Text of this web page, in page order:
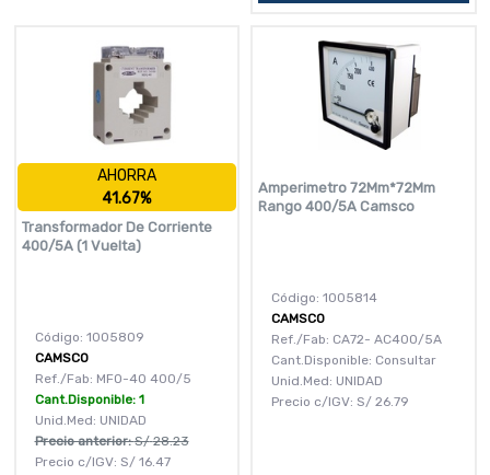
AHORRA
41.67%
Transformador De Corriente
400/5A (1 Vuelta)
Código: 1005809
CAMSCO
Ref./Fab: MFO-40 400/5
Cant.Disponible: 1
Unid.Med: UNIDAD
Precio anterior:S/ 28.23
Precio c/IGV: S/ 16.47
Amperimetro 72Mm*72Mm
Rango 400/5A Camsco
Código: 1005814
CAMSCO
Ref./Fab: CA72- AC400/5A
Cant.Disponible: Consultar
Unid.Med: UNIDAD
Precio c/IGV: S/ 26.79